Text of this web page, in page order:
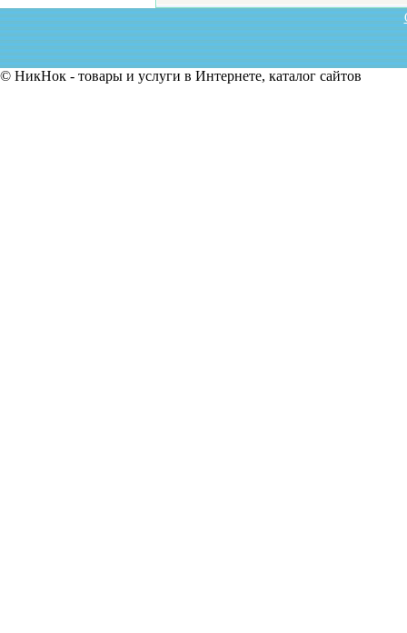
© НикНок - товары и услуги в Интернете, каталог сайтов